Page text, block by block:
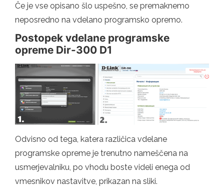
Če je vse opisano šlo uspešno, se premaknemo
neposredno na vdelano programsko opremo.
Postopek vdelane programske
opreme Dir-300 D1
Odvisno od tega, katera različica vdelane
programske opreme je trenutno nameščena na
usmerjevalniku, po vhodu boste videli enega od
vmesnikov nastavitve, prikazan na sliki.